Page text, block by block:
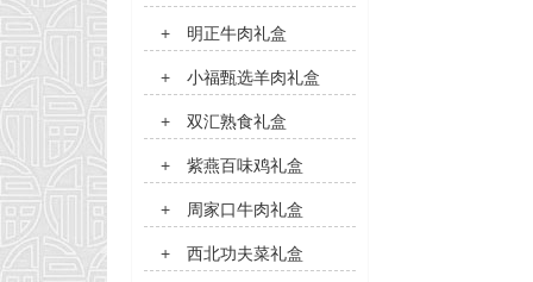
+ 明正牛肉礼盒
+ 小福甄选羊肉礼盒
+ 双汇熟食礼盒
+ 紫燕百味鸡礼盒
+ 周家口牛肉礼盒
+ 西北功夫菜礼盒